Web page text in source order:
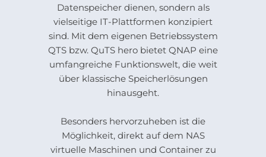
Datenspeicher dienen, sondern als
vielseitige IT-Plattformen konzipiert
sind. Mit dem eigenen Betriebssystem
QTS bzw. QuTS hero bietet QNAP eine
umfangreiche Funktionswelt, die weit
über klassische Speicherlösungen
hinausgeht.
Besonders hervorzuheben ist die
Möglichkeit, direkt auf dem NAS
virtuelle Maschinen und Container zu